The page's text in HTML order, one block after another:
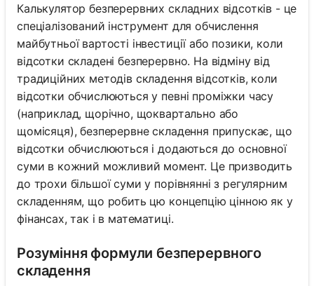
Калькулятор безперервних складних відсотків - це
спеціалізований інструмент для обчислення
майбутньої вартості інвестиції або позики, коли
відсотки складені безперервно. На відміну від
традиційних методів складення відсотків, коли
відсотки обчислюються у певні проміжки часу
(наприклад, щорічно, щоквартально або
щомісяця), безперервне складення припускає, що
відсотки обчислюються і додаються до основної
суми в кожний можливий момент. Це призводить
до трохи більшої суми у порівнянні з регулярним
складенням, що робить цю концепцію цінною як у
фінансах, так і в математиці.
Розуміння формули безперервного
складення